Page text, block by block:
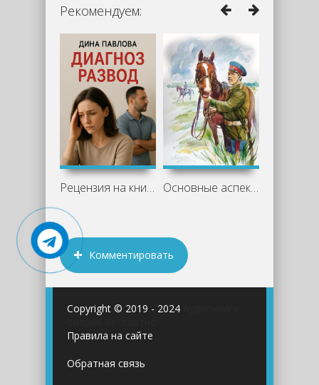
Рекомендуем:
Рецензия на книгу "Диагноз развод" - Основные аспекты романа «Казачий крест»
Комментировать
Copyright © 2019 - 2024
Правила на сайте
Обратная связь